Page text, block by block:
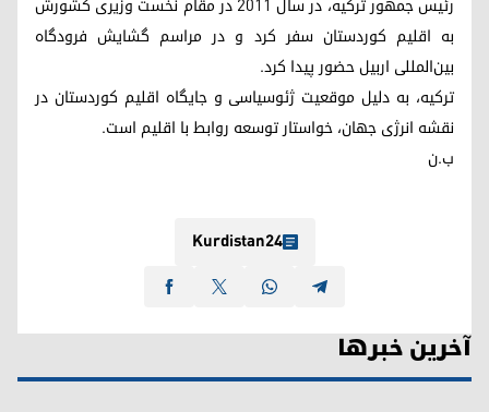
به اقلیم کوردستان سفر کرد و در مراسم گشایش فرودگاه
بین‌المللی اربیل حضور پیدا کرد.
ترکیه، به دلیل موقعیت ژئوسیاسی و جایگاه اقلیم کوردستان در
نقشه انرژی‌ جهان، خواستار توسعه روابط با اقلیم است.
ب.ن
Kurdistan24
آخرین خبرها